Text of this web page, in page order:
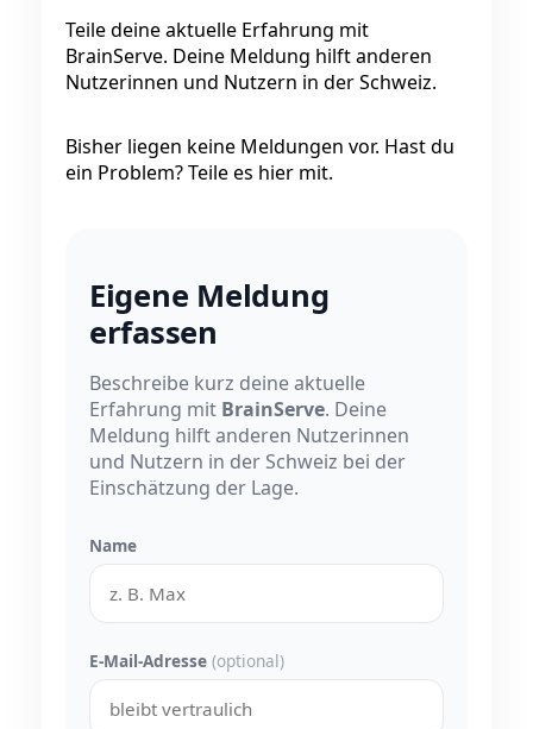
Teile deine aktuelle Erfahrung mit
BrainServe. Deine Meldung hilft anderen
Nutzerinnen und Nutzern in der Schweiz.
Bisher liegen keine Meldungen vor. Hast du
ein Problem? Teile es hier mit.
Eigene Meldung
erfassen
Beschreibe kurz deine aktuelle
Erfahrung mit BrainServe. Deine
Meldung hilft anderen Nutzerinnen
und Nutzern in der Schweiz bei der
Einschätzung der Lage.
Name
E-Mail-Adresse (optional)